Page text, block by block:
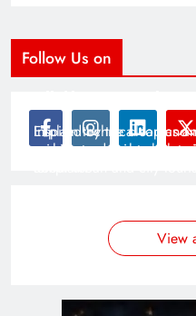
Follow Us on
Inspired by the clean and
architecture, this template
Explain technical topics
science and technology
View